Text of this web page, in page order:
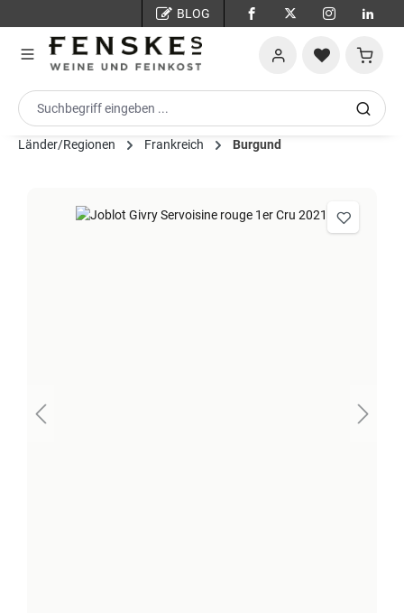
BLOG
Länder/Regionen Frankreich Burgund